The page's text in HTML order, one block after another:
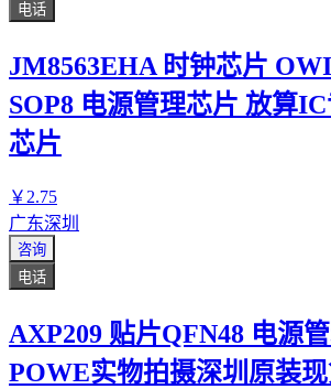
电话
JM8563EHA 时钟芯片
SOP8 电源管理芯片 放算
芯片
￥ 2.75
广东深圳
咨询
电话
AXP209 贴片QFN48 电源
POWE实物拍摄深圳原装